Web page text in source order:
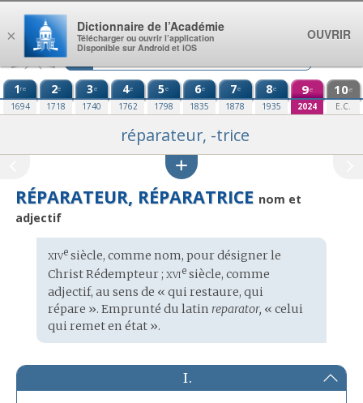
Aller au contenu
1re
1694
2e
1718
3e
1740
4e
1762
5e
1798
6e
1835
7e
1878
8e
1935
9e
2024
10e
E.C.
réparateur, -trice
RÉPARATEUR, RÉPARATRICE nom et
adjectif
Étymologie
:
xivesiècle, comme nom, pour désigner le
Christ Rédempteur ; xviesiècle, comme
adjectif, au sens de « qui restaure, qui
répare ». Emprunté du latin reparator, « celui
qui remet en état ».
I.
×
Dictionnaire de l’Académie
Télécharger ou ouvrir l’application
Disponible sur Android et iOS
OUVRIR